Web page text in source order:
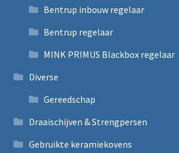
Bentrup inbouw regelaar
Bentrup regelaar
MINK PRIMUS Blackbox regelaar
Diverse
Gereedschap
Draaischijven & Strengpersen
Gebruikte keramiekovens